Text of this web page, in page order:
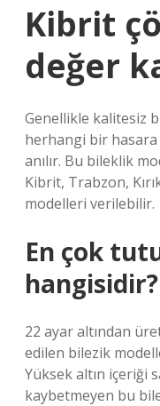
Kibrit
değer
Genellikle kalitesiz
herhangi bir
anılır. Bu bileklik
Kibrit, Trabzon,
modelleri verilebilir.
En çok
hangisidir?
22 ayar altından
edilen bilezik
Yüksek altın içeriği
kaybetmeyen bu